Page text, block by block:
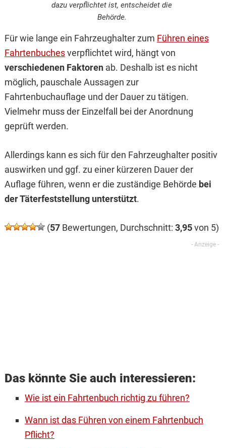
dazu verpflichtet ist, entscheidet die
Behörde.
Für wie lange ein Fahrzeughalter zum Führen eines
Fahrtenbuchesverpflichtet wird, hängt von
verschiedenen Faktorenab. Deshalb ist es nicht
möglich, pauschale Aussagen zur
Fahrtenbuchauflage und der Dauer zu tätigen.
Vielmehr muss der Einzelfall bei der Anordnung
geprüft werden.
Allerdings kann es sich für den Fahrzeughalter positiv
auswirken und ggf. zu einer kürzeren Dauer der
Auflage führen, wenn er die zuständige Behörde bei
der Täterfeststellung unterstützt.
(57Bewertungen, Durchschnitt: 3,95von 5)
Das könnte Sie auch interessieren:
Wie ist ein Fahrtenbuch richtig zu führen?
Wann ist das Führen von einem Fahrtenbuch
Pflicht?